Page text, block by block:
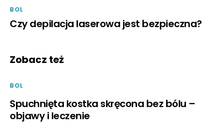
BOL
Czy depilacja laserowa jest bezpieczna?
Zobacz też
BOL
Spuchnięta kostka skręcona bez bólu –
objawy i leczenie